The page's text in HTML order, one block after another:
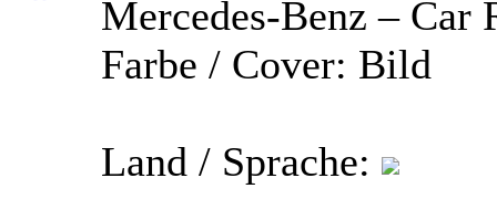
Mercedes-Benz – Car
Farbe / Cover: Bild
Land / Sprache: